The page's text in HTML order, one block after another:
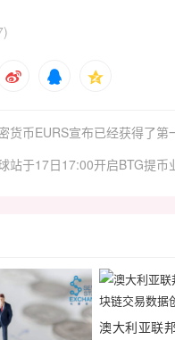
货币EURS宣布已经获得了第
站于17日17:00开启BTG提币
澳大利亚联